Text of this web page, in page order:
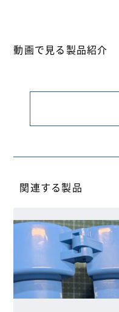
動画で見る製品紹介
関連する製品